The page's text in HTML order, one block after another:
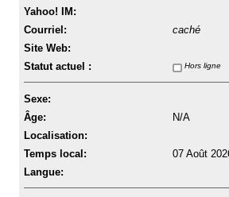
Yahoo! IM:
Courriel:
caché
Site Web:
Statut actuel :
Hors ligne
Sexe:
Âge:
N/A
Localisation:
Temps local:
07 Août
Langue: